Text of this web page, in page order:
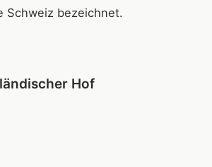
Schweiz bezeichnet.
Hof